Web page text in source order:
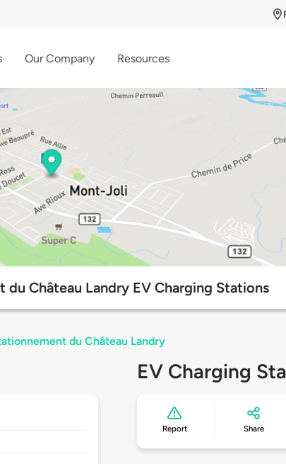
Our Company Resources
Château Landry EV Charging Stations
du Château Landry
EV Charging
Report Share